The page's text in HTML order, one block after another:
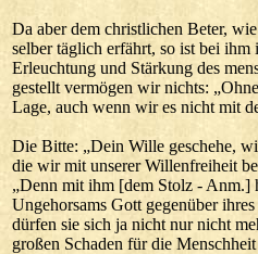
Da aber dem christlichen Beter,
selber täglich erfährt, so ist bei ihm
Erleuchtung und Stärkung des
gestellt vermögen wir nichts:
Lage, auch wenn wir es nicht mit
Die Bitte: „Dein Wille geschehe,
die wir mit unserer Willenfreiheit
„Denn mit ihm [dem Stolz - Anm.]
Ungehorsams Gott gegenüber
dürfen sie sich ja nicht nur nicht
großen Schaden für die